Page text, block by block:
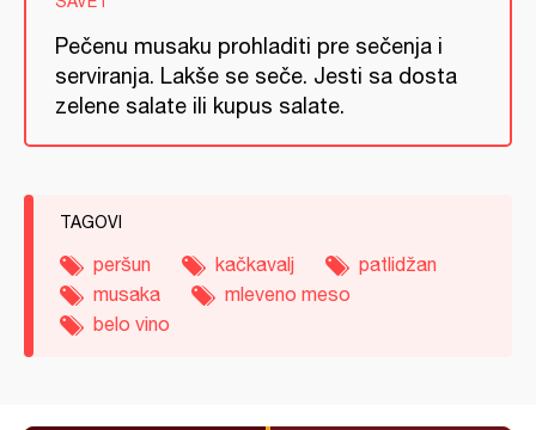
Pečenu musaku prohladiti pre sečenja i
serviranja. Lakše se seče. Jesti sa dosta
zelene salate ili kupus salate.
TAGOVI
peršun kačkavalj
patlidžan
musaka
mleveno meso
belo vino